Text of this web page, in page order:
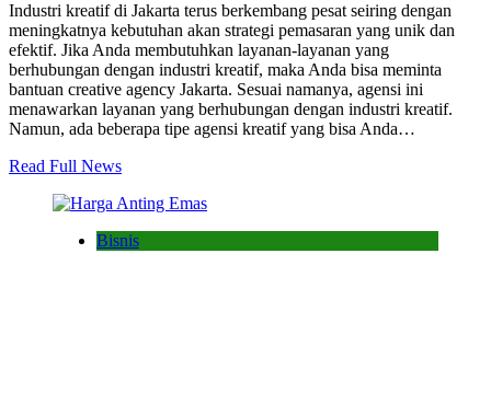
Industri kreatif di Jakarta terus berkembang pesat seiring dengan
meningkatnya kebutuhan akan strategi pemasaran yang unik dan
efektif. Jika Anda membutuhkan layanan-layanan yang
berhubungan dengan industri kreatif, maka Anda bisa meminta
bantuan creative agency Jakarta. Sesuai namanya, agensi ini
menawarkan layanan yang berhubungan dengan industri kreatif.
Namun, ada beberapa tipe agensi kreatif yang bisa Anda…
Read Full News
Bisnis